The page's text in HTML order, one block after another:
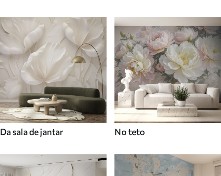
Da sala de jantar No teto